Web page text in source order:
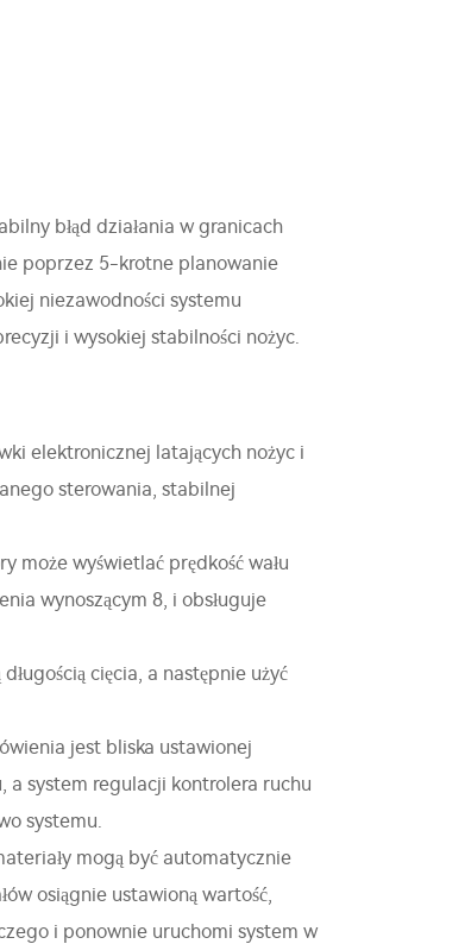
błąd działania w granicach
poprzez 5-krotne planowanie
niezawodności systemu
i wysokiej stabilności nożyc.
elektronicznej latających nożyc i
sterowania, stabilnej
może wyświetlać prędkość wału
wynoszącym 8, i obsługuje
cięcia, a następnie użyć
jest bliska ustawionej
a system regulacji kontrolera ruchu
systemu.
mogą być automatycznie
osiągnie ustawioną wartość,
i ponownie uruchomi system w